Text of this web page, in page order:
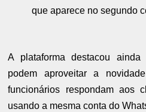
que aparece no segundo
A plataforma destacou
podem aproveitar a
funcionários respondam aos
usando a mesma conta do